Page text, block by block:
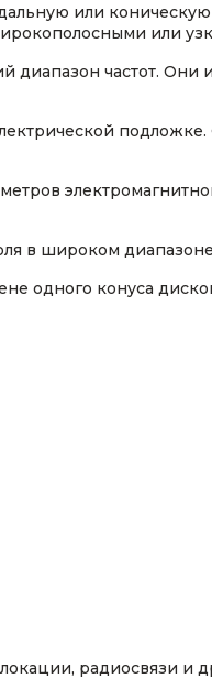
или
или
частот. Они
в широком диапазоне
одного конуса
радиосвязи и